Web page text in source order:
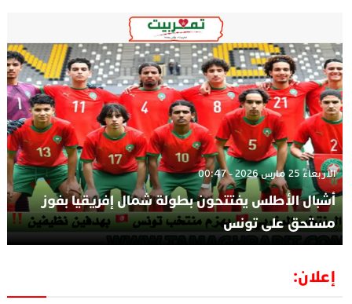
الأربعاء 25 مارس 2026 - 00:47
أشبال الأطلس يفتتحون بطولة شمال إفريقيا بفوز
مستحق على تونس
إعلان: